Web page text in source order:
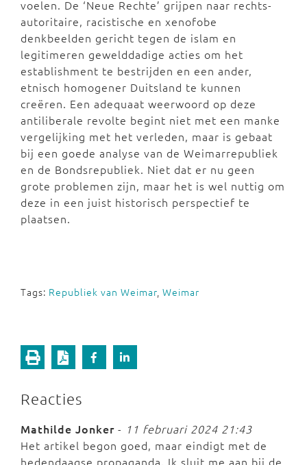
voelen. De ‘Neue Rechte’ grijpen naar rechts-
autoritaire, racistische en xenofobe
denkbeelden gericht tegen de islam en
legitimeren gewelddadige acties om het
establishment te bestrijden en een ander,
etnisch homogener Duitsland te kunnen
creëren. Een adequaat weerwoord op deze
antiliberale revolte begint niet met een manke
vergelijking met het verleden, maar is gebaat
bij een goede analyse van de Weimarrepubliek
en de Bondsrepubliek. Niet dat er nu geen
grote problemen zijn, maar het is wel nuttig om
deze in een juist historisch perspectief te
plaatsen.
Tags: Republiek van Weimar, Weimar
Reacties
Mathilde Jonker - 11 februari 2024 21:43
Het artikel begon goed, maar eindigt met de
hedendaagse propaganda. Ik sluit me aan bij de